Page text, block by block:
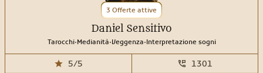
3 Offerte attive
Daniel Sensitivo
Tarocchi.Medianità.Veggenza.Interpretazione sogni
5/5 1301